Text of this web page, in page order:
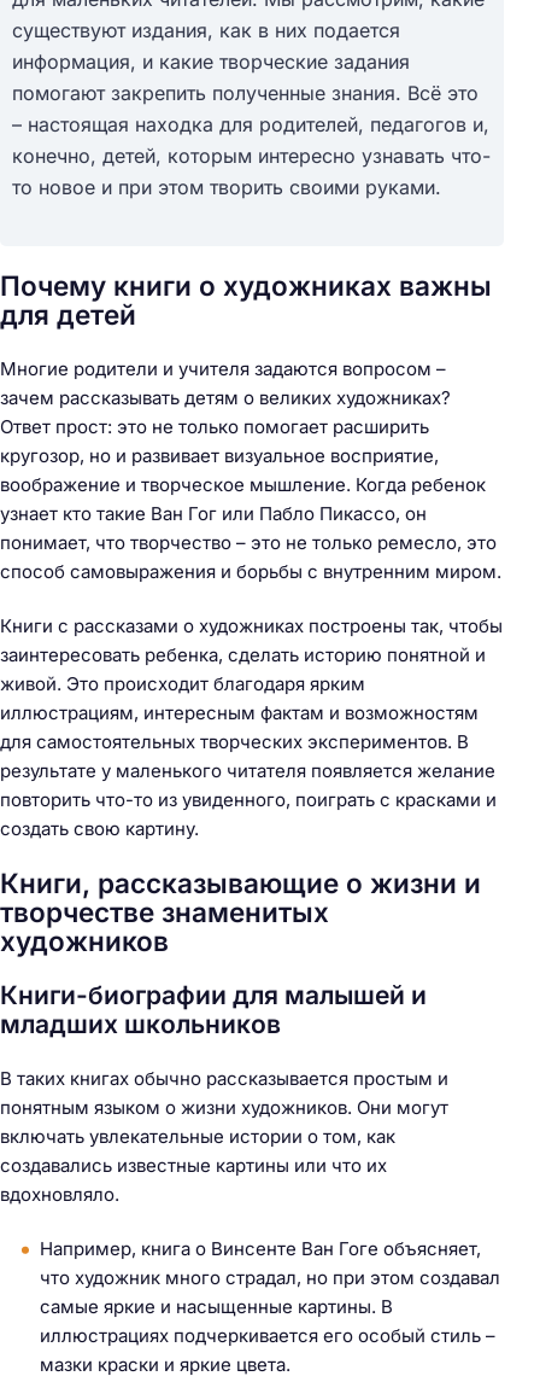
существуют издания, как в них подается
информация, и какие творческие задания
помогают закрепить полученные знания. Всё это
– настоящая находка для родителей, педагогов и,
конечно, детей, которым интересно узнавать что-
то новое и при этом творить своими руками.
Почему книги о художниках важны
для детей
Многие родители и учителя задаются вопросом –
зачем рассказывать детям о великих художниках?
Ответ прост: это не только помогает расширить
кругозор, но и развивает визуальное восприятие,
воображение и творческое мышление. Когда ребенок
узнает кто такие Ван Гог или Пабло Пикассо, он
понимает, что творчество – это не только ремесло, это
способ самовыражения и борьбы с внутренним миром.
Книги с рассказами о художниках построены так, чтобы
заинтересовать ребенка, сделать историю понятной и
живой. Это происходит благодаря ярким
иллюстрациям, интересным фактам и возможностям
для самостоятельных творческих экспериментов. В
результате у маленького читателя появляется желание
повторить что-то из увиденного, поиграть с красками и
создать свою картину.
Книги, рассказывающие о жизни и
творчестве знаменитых
художников
Книги-биографии для малышей и
младших школьников
В таких книгах обычно рассказывается простым и
понятным языком о жизни художников. Они могут
включать увлекательные истории о том, как
создавались известные картины или что их
вдохновляло.
Например, книга о Винсенте Ван Гоге объясняет,
что художник много страдал, но при этом создавал
самые яркие и насыщенные картины. В
иллюстрациях подчеркивается его особый стиль –
мазки краски и яркие цвета.